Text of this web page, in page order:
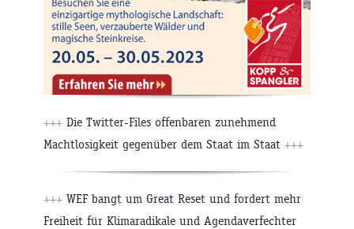
+++ Die Twitter-Files offenbaren zunehmend
Machtlosigkeit gegenüber dem Staat im Staat +++
+++ WEF bangt um Great Reset und fordert mehr
Freiheit für Klimaradikale und Agendaverfechter